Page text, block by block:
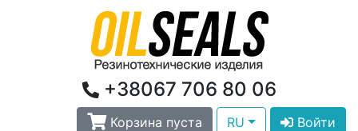
+38067 706 80 06
Корзина пуста RU Войти